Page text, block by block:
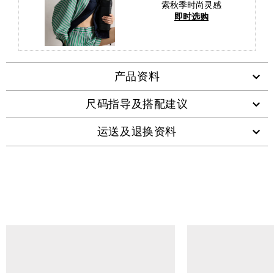
索秋季时尚灵感
即时选购
产品资料
尺码指导及搭配建议
运送及退换资料